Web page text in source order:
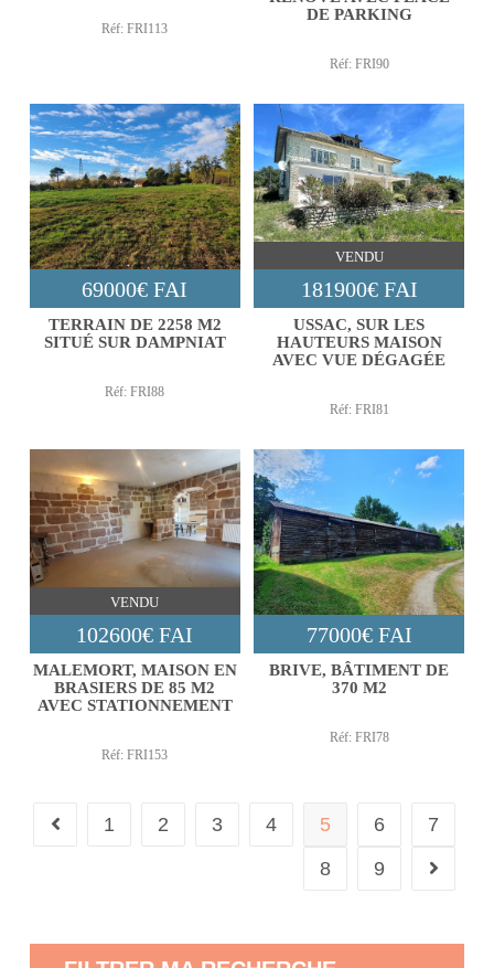
Réf: FRI113
DE PARKING
Réf: FRI90
69000€ FAI
TERRAIN DE 2258 M2
SITUÉ SUR DAMPNIAT
Réf: FRI88
VENDU
181900€ FAI
USSAC, SUR LES
HAUTEURS MAISON
AVEC VUE DÉGAGÉE
Réf: FRI81
VENDU
102600€ FAI
MALEMORT, MAISON EN
BRASIERS DE 85 M2
AVEC STATIONNEMENT
Réf: FRI153
77000€ FAI
BRIVE, BÂTIMENT DE
370 M2
Réf: FRI78
1 2 3 4 5 6
7
8
9